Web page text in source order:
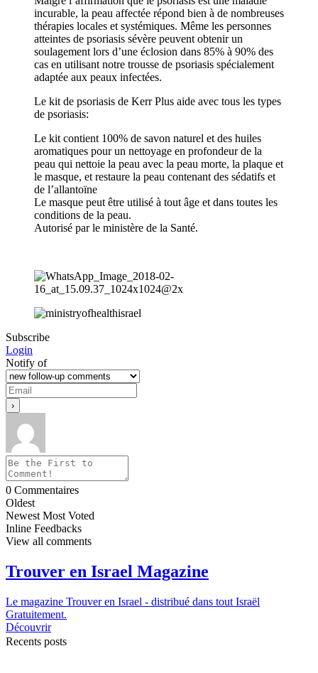
incurable, la peau affectée répond bien à de nombreuses
thérapies locales et systémiques. Même les personnes
atteintes de psoriasis sévère peuvent obtenir un
soulagement lors d’une éclosion dans 85% à 90% des
cas en utilisant notre trousse de psoriasis spécialement
adaptée aux peaux infectées.
Le kit de psoriasis de Kerr Plus aide avec tous les types
de psoriasis:
Le kit contient 100% de savon naturel et des huiles
aromatiques pour un nettoyage en profondeur de la
peau qui nettoie la peau avec la peau morte, la plaque et
le masque, et restaure la peau contenant des sédatifs et
de l’allantoïne
Le masque peut être utilisé à tout âge et dans toutes les
conditions de la peau.
Autorisé par le ministère de la Santé.
Subscribe
Login
Notify of
0 Commentaires
Oldest
Newest Most Voted
Inline Feedbacks
View all comments
Trouver en Israel Magazine
Le magazine Trouver en Israel - distribué dans tout Israël
Gratuitement.
Découvrir
Recents posts